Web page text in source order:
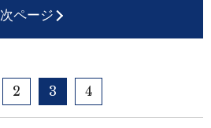
次ページ
2 3 4